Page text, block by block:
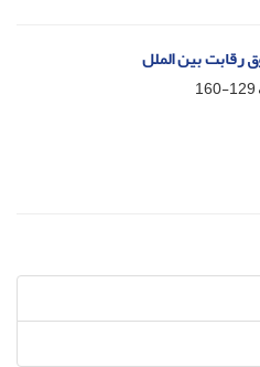
رقابت بین الملل
129-160